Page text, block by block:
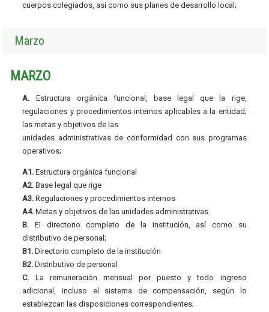
cuerpos colegiados, así como sus planes de desarrollo local;
Marzo
MARZO
A. Estructura orgánica funcional, base legal que la rige,
regulaciones y procedimientos internos aplicables a la entidad;
las metas y objetivos de las
unidades administrativas de conformidad con sus programas
operativos;
A1. Estructura orgánica funcional
A2. Base legal que rige
A3. Regulaciones y procedimientos internos
A4. Metas y objetivos de las unidades administrativas
B. El directorio completo de la institución, así como su
distributivo de personal;
B1. Directorio completo de la institución
B2. Distributivo de personal
C. La remuneración mensual por puesto y todo ingreso
adicional, incluso el sistema de compensación, según lo
establezcan las disposiciones correspondientes;